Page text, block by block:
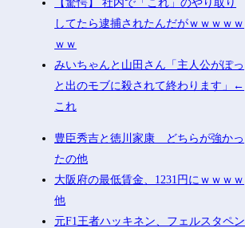
【驚愕】 社内で「これ」のやり取り
してたら逮捕されたんだがｗｗｗｗｗ
ｗｗ
みいちゃんと山田さん「主人公がぽっ
と出のモブに殺されて終わります」←
これ
豊臣秀吉と徳川家康 どちらが強かっ
たの他
大阪府の最低賃金、1231円にｗｗｗｗ
他
元F1王者ハッキネン、フェルスタペン